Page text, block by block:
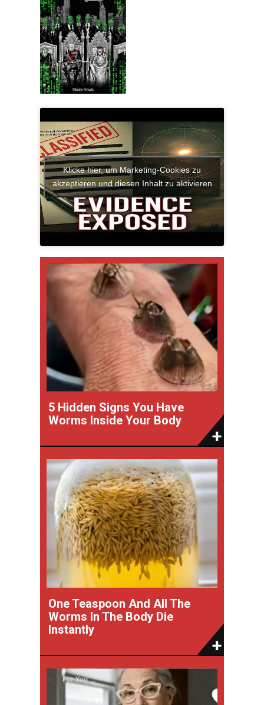
Klicke hier, um Marketing-Cookies zu
akzeptieren und diesen Inhalt zu aktivieren
5 Hidden Signs You Have
Worms Inside Your Body
One Teaspoon And All The
Worms In The Body Die
Instantly